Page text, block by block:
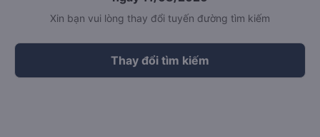
Xin bạn vui lòng thay đổi tuyến đường tìm kiếm
Thay đổi tìm kiếm